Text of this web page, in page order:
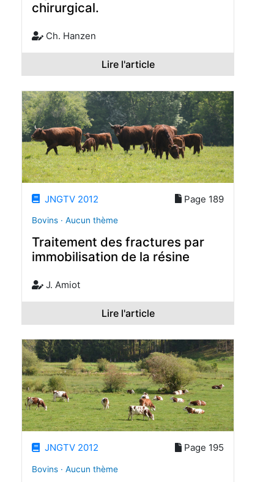
chirurgical.
Ch. Hanzen
Lire l'article
JNGTV 2012 Page 189
Bovins · Aucun thème
Traitement des fractures par
immobilisation de la résine
J. Amiot
Lire l'article
JNGTV 2012 Page 195
Bovins · Aucun thème